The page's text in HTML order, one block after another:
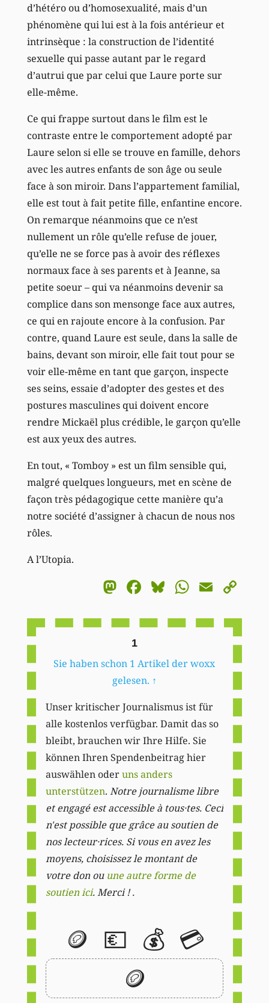
d’hétéro ou d’homosexualité, mais d’un
phénomène qui lui est à la fois antérieur et
intrinsèque : la construction de l’identité
sexuelle qui passe autant par le regard
d’autrui que par celui que Laure porte sur
elle-même.
Ce qui frappe surtout dans le film est le
contraste entre le comportement adopté par
Laure selon si elle se trouve en famille, dehors
avec les autres enfants de son âge ou seule
face à son miroir. Dans l’appartement familial,
elle est tout à fait petite fille, enfantine encore.
On remarque néanmoins que ce n’est
nullement un rôle qu’elle refuse de jouer,
qu’elle ne se force pas à avoir des réflexes
normaux face à ses parents et à Jeanne, sa
petite soeur – qui va néanmoins devenir sa
complice dans son mensonge face aux autres,
ce qui en rajoute encore à la confusion. Par
contre, quand Laure est seule, dans la salle de
bains, devant son miroir, elle fait tout pour se
voir elle-même en tant que garçon, inspecte
ses seins, essaie d’adopter des gestes et des
postures masculines qui doivent encore
rendre Mickaël plus crédible, le garçon qu’elle
est aux yeux des autres.
En tout, « Tomboy » est un film sensible qui,
malgré quelques longueurs, met en scène de
façon très pédagogique cette manière qu’a
notre société d’assigner à chacun de nous nos
rôles.
A l’Utopia.
Mastodon
Facebook
BlueskyEmail
1
Sie haben schon 1 Artikel der woxx
gelesen. ↑
Unser kritischer Journalismus ist für
alle kostenlos verfügbar. Damit das so
bleibt, brauchen wir Ihre Hilfe. Sie
können Ihren Spendenbeitrag hier
auswählen oderuns anders
unterstützen. Notre journalisme libre
et engagé est accessible à tous·tes. Ceci
n'est possible que grâce au soutien de
nos lecteur·rices. Si vous en avez les
moyens, choisissez le montant de
votre don ou une autre forme de
soutien ici. Merci ! .
🪙 💶 💰 💳
🪙